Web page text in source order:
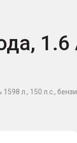
л., 150 л.с.,